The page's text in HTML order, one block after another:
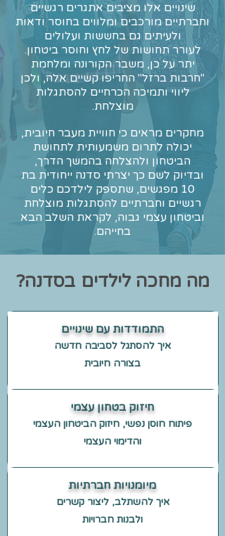
שינויים אלו מציבים אתגרים רגשיים
וחברתיים מורכבים ומלווים בחוסר ודאות
ולעיתים גם בחששות ועלולים
לעוררתחושות של לחץ וחוסר ביטחון.
יתר על כן, משבר הקורונה ומלחמת
"חרבות ברזל" החריפו קשיים אלה, ולכן
ליווי ותמיכה הכרחיים להסתגלות
מוצלחת.
מחקרים מראים כי חוויית מעבר חיובית,
יכולה לתרום משמעותית לתחושת
הביטחון ולהצלחה בהמשך הדרך,
ובדיוק לשם כך יצרתי סדנה ייחודית בת
10 מפגשים, שתספק לילדכם כלים
רגשיים וחברתיים להסתגלות מוצלחת
וביטחון עצמי גבוה, לקראת השלב הבא
בחייהם.
מה מחכה לילדים בסדנה?
התמודדות עם שינויים
איך להסתגל לסביבה חדשה
בצורה חיובית
חיזוק בטחון עצמי
פיתוח חוסן נפשי, חיזוק הביטחון העצמי
והדימוי העצמי
מיומנויות חברתיות
איך להשתלב, ליצור קשרים
ולבנות חברויות